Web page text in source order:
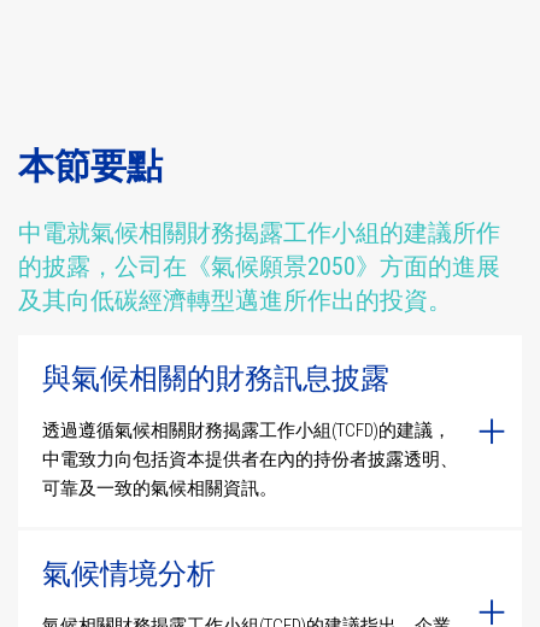
本節要點
中電就氣候相關財務揭露工作小組的建議所作
的披露，公司在《氣候願景2050》方面的進展
及其向低碳經濟轉型邁進所作出的投資。
與氣候相關的財務訊息披露
透過遵循氣候相關財務揭露工作小組(TCFD)的建議，
中電致力向包括資本提供者在內的持份者披露透明、
可靠及一致的氣候相關資訊。
氣候情境分析